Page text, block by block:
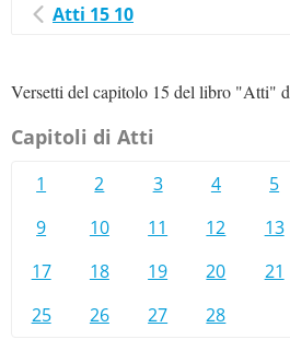
Atti 15 10
Versetti del capitolo 15 del libro "Atti"
Capitoli di Atti
1 2 3 4 5
9
10 11 12 13
17
18 19 20 21
25
26 27 28